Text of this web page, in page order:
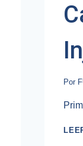
Por